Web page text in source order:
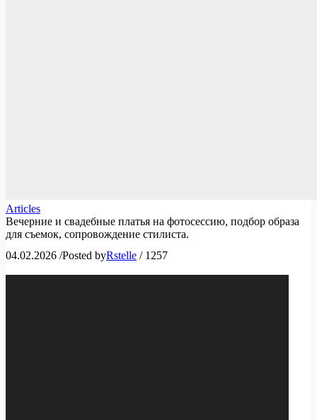
Articles
Вечерние и свадебные платья на фотосессию, подбор образа
для съемок, сопровождение стилиста.
04.02.2026 /Posted byRstelle / 1257